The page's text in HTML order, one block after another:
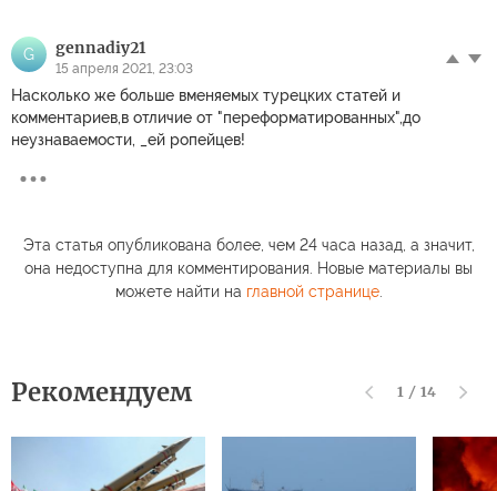
G gennadiy21
15 апреля 2021, 23:03
Насколько же больше вменяемых турецких статей и
комментариев,в отличие от "переформатированных",до
неузнаваемости, _ей ропейцев!
Эта статья опубликована более, чем 24 часа назад, а значит,
она недоступна для комментирования. Новые материалы вы
можете найти на главной странице.
Рекомендуем 1 / 14